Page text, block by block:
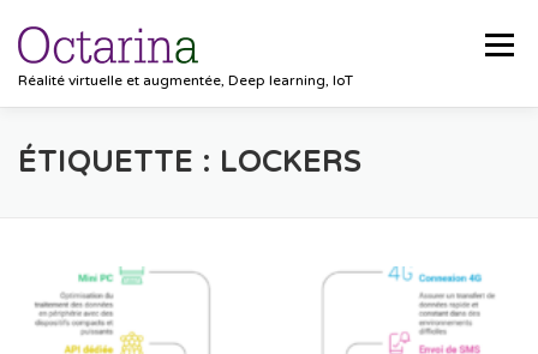
Réalité virtuelle et augmentée, Deep learning, IoT
Menu
ACCUEIL PROJETS SOLUTIONS
CONTACT
ÉTIQUETTE : LOCKERS